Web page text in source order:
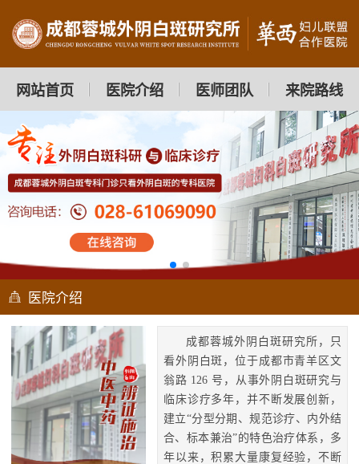
网站首页 医院介绍 医师团队 来院路线
医院介绍
成都蓉城外阴白斑研究所，只
看外阴白斑，位于成都市青羊区文
翁路 126 号，从事外阴白斑研究与
临床诊疗多年，并不断发展创新，
建立“分型分期、规范诊疗、内外结
合、标本兼治”的特色治疗体系，多
年以来，积累大量康复经验，不断